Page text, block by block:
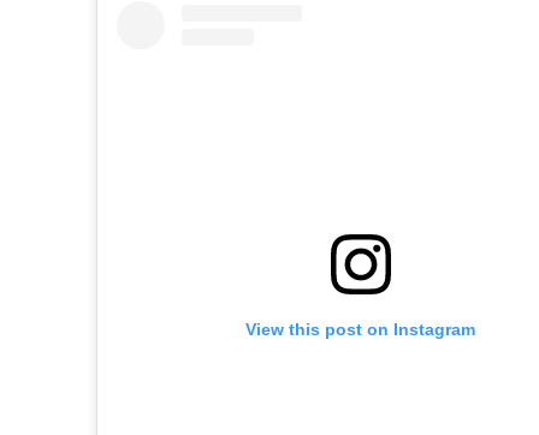
View this post on Instagram